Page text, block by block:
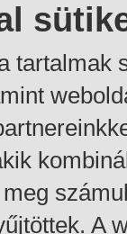
tartalmak
A